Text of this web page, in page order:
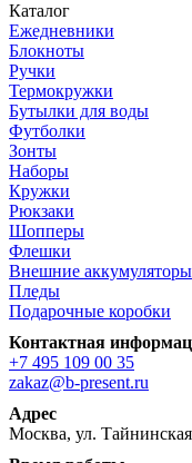
Каталог
Ежедневники
Блокноты
Ручки
Термокружки
Бутылки для воды
Футболки
Зонты
Наборы
Кружки
Рюкзаки
Шопперы
Флешки
Внешние аккумуляторы
Пледы
Подарочные коробки
Контактная
+7 495 109 00 35
zakaz@b-present.ru
Адрес
Москва, ул.